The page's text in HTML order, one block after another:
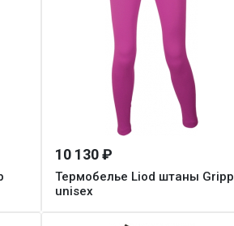
Термобелье Liod штаны Gripp
unisex
10 130 ₽